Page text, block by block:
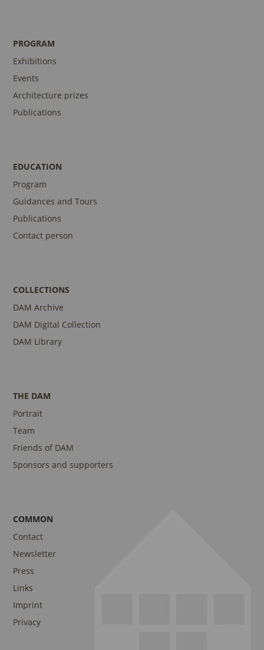
PROGRAM
Exhibitions
Events
Architecture prizes
Publications
EDUCATION
Program
Guidances and Tours
Publications
Contact person
COLLECTIONS
DAM Archive
DAM Digital Collection
DAM Library
THE DAM
Portrait
Team
Friends of DAM
Sponsors and supporters
COMMON
Contact
Newsletter
Press
Links
Imprint
Privacy